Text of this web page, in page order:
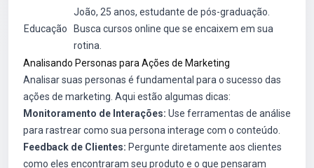
Educação
João, 25 anos, estudante de pós-graduação.
Busca cursos online que se encaixem em sua
rotina.
Analisando Personas para Ações de Marketing
Analisar suas personas é fundamental para o sucesso das
ações de marketing. Aqui estão algumas dicas:
Monitoramento de Interações: Use ferramentas de análise
para rastrear como sua persona interage com o conteúdo.
Feedback de Clientes: Pergunte diretamente aos clientes
como eles encontraram seu produto e o que pensaram